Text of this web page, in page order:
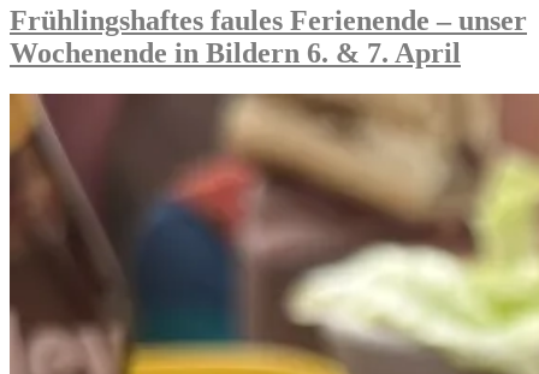
Wochenende
in
Bildern
&
14.
April“
Wochenende
–
unser
in
Frühlingshaftes faules Ferienende – unser
Wochenende in Bildern 6. & 7. April